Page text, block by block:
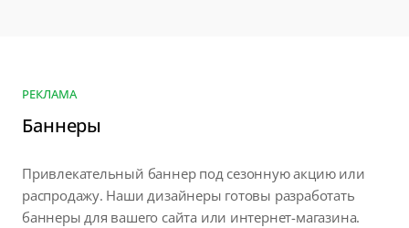
РЕКЛАМА
Баннеры
Привлекательный баннер под сезонную акцию или
распродажу. Наши дизайнеры готовы разработать
баннеры для вашего сайта или интернет-магазина.